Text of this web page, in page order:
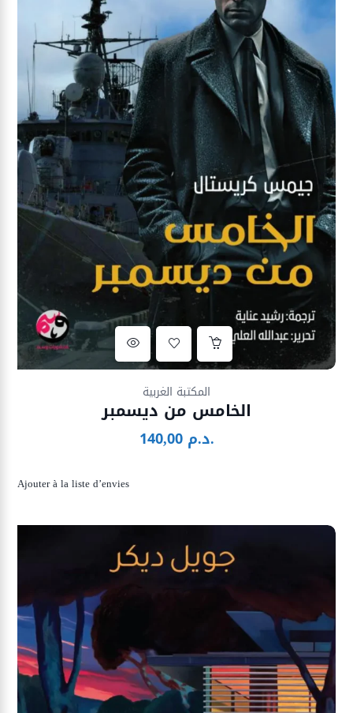
المكتبة الغربية
الخامس من ديسمبر
140,00 د.م.
Ajouter à la liste d’envies